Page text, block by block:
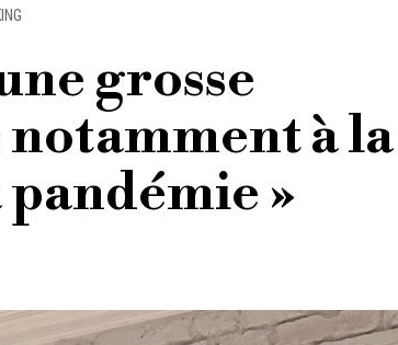
grosse
à la
»